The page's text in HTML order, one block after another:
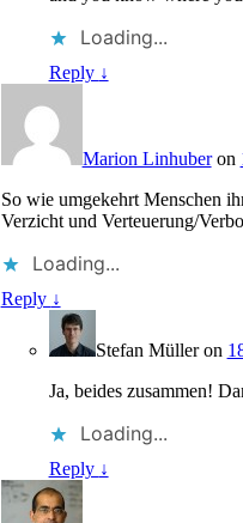
Loading...
Reply ↓
Marion Linhuberon
So wie umgekehrt Menschen
Verzicht und Verteuerung/
Loading...
Reply ↓
Stefan Mülleron
Ja, beides zusammen!
Loading...
Reply ↓